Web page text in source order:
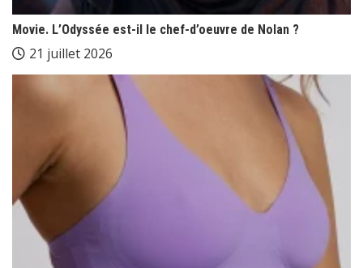
Movie. L’Odyssée est-il le chef-d’oeuvre de Nolan ?
21 juillet 2026